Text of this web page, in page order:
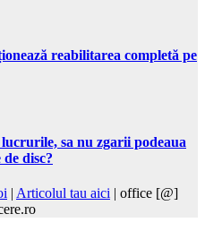
reabilitarea completă pe
sa nu zgarii podeaua
disc?
| Articolul tau aici | office [@]